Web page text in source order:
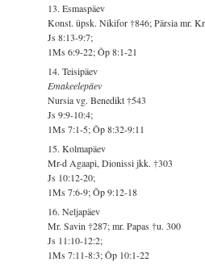
13. Esmaspäev
Konst. üpsk. Nikifor †846; Pärsia mr.
Js 8:13-9:7;
1Ms 6:9-22; Õp 8:1-21
14. Teisipäev
Emakeelepäev
Nursia vg. Benedikt †543
Js 9:9-10:4;
1Ms 7:1-5; Õp 8:32-9:11
15. Kolmapäev
Mr-d Agaapi, Dionissi jkk. †303
Js 10:12-20;
1Ms 7:6-9; Õp 9:12-18
16. Neljapäev
Mr. Savin †287; mr. Papas †u. 300
Js 11:10-12:2;
1Ms 7:11-8:3; Õp 10:1-22